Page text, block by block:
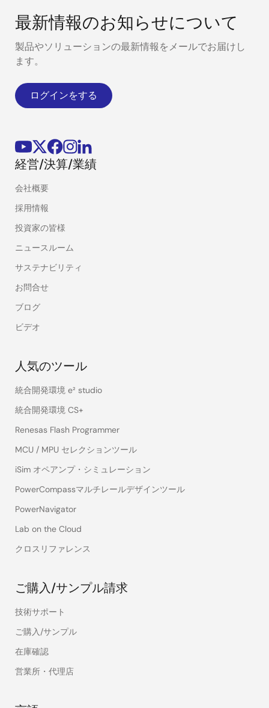
最新情報のお知らせについて
製品やソリューションの最新情報をメールでお届けし
ます。
ログインをする
経営/決算/業績
会社概要
採用情報
投資家の皆様
ニュースルーム
サステナビリティ
お問合せ
ブログ
ビデオ
人気のツール
統合開発環境 e² studio
統合開発環境 CS+
Renesas Flash Programmer
MCU / MPU セレクションツール
iSim オペアンプ・シミュレーション
PowerCompassマルチレールデザインツール
PowerNavigator
Lab on the Cloud
クロスリファレンス
ご購入/サンプル請求
技術サポート
ご購入/サンプル
在庫確認
営業所・代理店